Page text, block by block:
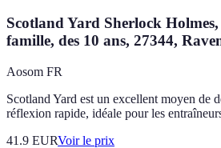
Scotland Yard Sherlock
famille, des 10 ans, 27344,
Aosom FR
Scotland Yard est un excellent moyen de
réflexion rapide, idéale pour les
41.9 EURVoir le prix